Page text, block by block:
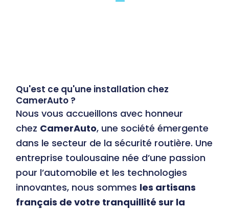
Qu'est ce qu'une installation chez
CamerAuto ?
Nous vous accueillons avec honneur
chez CamerAuto, une société émergente
dans le secteur de la sécurité routière. Une
entreprise toulousaine née d’une passion
pour l’automobile et les technologies
innovantes, nous sommes les artisans
français de votre tranquillité sur la